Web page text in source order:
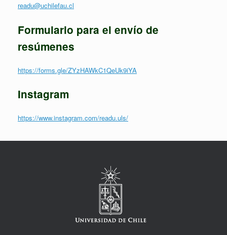
readu@uchilefau.cl
Formulario para el envío de
resúmenes
https://forms.gle/ZYzHAWkC1QeUk9iYA
Instagram
https://www.instagram.com/readu.uls/